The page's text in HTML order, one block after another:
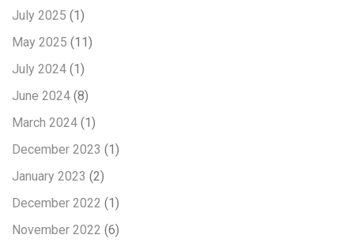
July 2025 (1)
May 2025 (11)
July 2024 (1)
June 2024 (8)
March 2024 (1)
December 2023 (1)
January 2023 (2)
December 2022 (1)
November 2022 (6)